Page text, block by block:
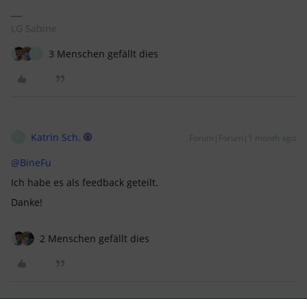
LG Sabine
3 Menschen gefällt dies
Katrin Sch. Forum|Forum|1 month ago
@BineFu
Ich habe es als feedback geteilt.
Danke!
2 Menschen gefällt dies